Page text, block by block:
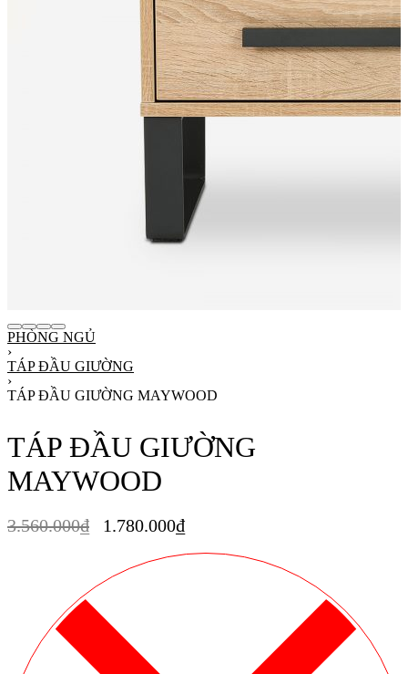
PHÒNG NGỦ
›
TÁP ĐẦU GIƯỜNG
›
TÁP ĐẦU GIƯỜNG MAYWOOD
TÁP ĐẦU GIƯỜNG
MAYWOOD
3.560.000₫ 1.780.000₫